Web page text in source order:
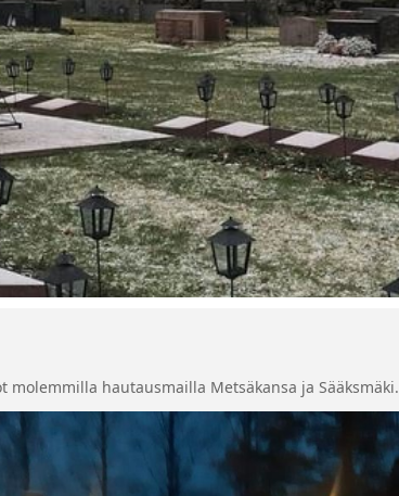
molemmilla hautausmailla Metsäkansa ja Sääksmäki.